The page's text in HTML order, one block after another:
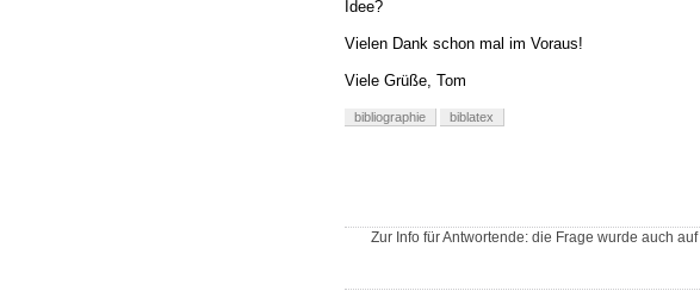
Idee?
Vielen Dank schon mal im Voraus!
Viele Grüße, Tom
bibliographie biblatex
Zur Info für Antwortende: die Frage wurde auch auf